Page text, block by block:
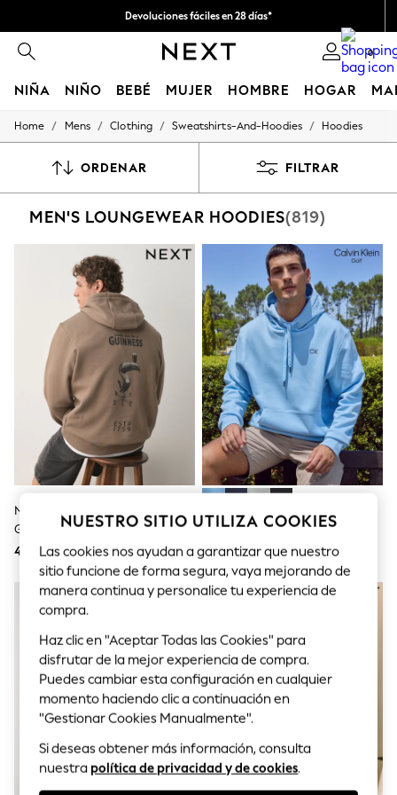
Devoluciones fáciles en 28 días*
Nos hacemos cargo de todos los impuestos 0
NIÑA NIÑO BEBÉ MUJER HOMBRE HOGAR
GIRLS
50 - 92cm (0 - 24 months)
140 - 174cm (10 - 15+ years)
Trending: Clogs
Toy Story
THE SET
All Clothing
Coats & Jackets
Sweatshirts & Hoodies
Knitwear
Cardigans
Dresses
Sets & Outfits
Tops
T-Shirts
Nightwear & Pyjamas
Trousers & Leggings
Bodysuits & Vests
Swimwear
Babygrows & Sleepsuits
Jeans
Jumpsuits & Playsuits
All Holiday Shop
Dresses
Shorts
Skirts
Sandals & Sliders
Rash Vests
Sun Safe Swimwear
Sun Hats & Caps
Shop All Footwear
New In
Trainers & Pumps
Home / Mens / Clothing / Sweatshirts-And-Hoodies / Hoodies
ORDENAR FILTRAR
MEN'S LOUNGEWEAR HOODIES(819)
Neutral Oscuro - Guinness
Graphic Hoodie
48 €
Golf Planet De Calvin Klein
78 €
NUESTRO SITIO UTILIZA COOKIES
Las cookies nos ayudan a garantizar que nuestro
sitio funcione de forma segura, vaya mejorando de
manera continua y personalice tu experiencia de
compra.
Haz clic en "Aceptar Todas las Cookies" para
disfrutar de la mejor experiencia de compra.
Puedes cambiar esta configuración en cualquier
momento haciendo clic a continuación en
"Gestionar Cookies Manualmente".
Si deseas obtener más información, consulta
nuestra política de privacidad y de cookies.